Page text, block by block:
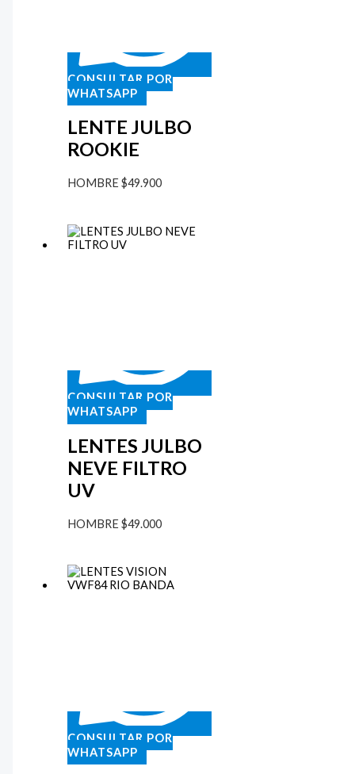
CONSULTAR POR
WHATSAPP
LENTE JULBO
ROOKIE
HOMBRE$49.900
CONSULTAR POR
WHATSAPP
LENTES JULBO
NEVE FILTRO
UV
HOMBRE$49.000
CONSULTAR POR
WHATSAPP